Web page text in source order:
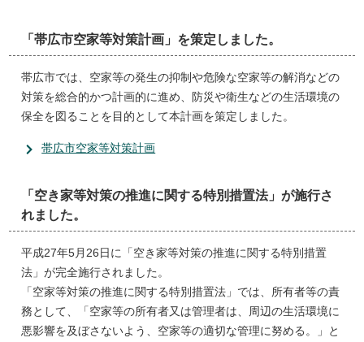
「帯広市空家等対策計画」を策定しました。
帯広市では、空家等の発生の抑制や危険な空家等の解消などの
対策を総合的かつ計画的に進め、防災や衛生などの生活環境の
保全を図ることを目的として本計画を策定しました。
帯広市空家等対策計画
「空き家等対策の推進に関する特別措置法」が施行さ
れました。
平成27年5月26日に「空き家等対策の推進に関する特別措置
法」が完全施行されました。
「空家等対策の推進に関する特別措置法」では、所有者等の責
務として、「空家等の所有者又は管理者は、周辺の生活環境に
悪影響を及ぼさないよう、空家等の適切な管理に努める。」と